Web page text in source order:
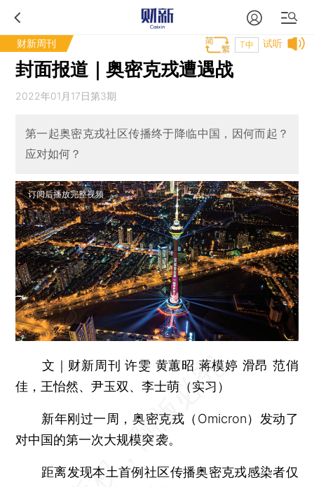
财新周刊 试听
T中
封面报道｜奥密克戎遭遇战
2022年01月17日第3期
第一起奥密克戎社区传播终于降临中国，因何而起？
应对如何？
订阅后播放完整视频
文｜财新周刊 许雯 黄蕙昭 蒋模婷 滑昂 范俏
佳，王怡然、尹玉双、李士萌（实习）
新年刚过一周，奥密克戎（Omicron）发动了
对中国的第一次大规模突 袭。
距离发现本土首例社区传播奥密克戎感染者仅